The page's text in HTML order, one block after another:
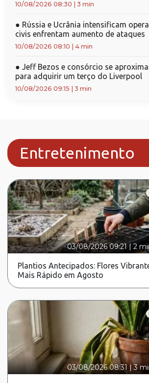
10/08/2026 08:30 3 min
● Rússia e Ucrânia intensificam
civis enfrentam aumento de ataques
10/08/2026 08:10 4 min
● Jeff Bezos e consórcio se
para adquirir um terço do Liverpool
10/08/2026 09:15 3 min
Entretenimento
03/08/2026 09:21|2
Plantios Antecipados: Flores
Mais Rápido em Agosto
03/08/2026 08:31 |3